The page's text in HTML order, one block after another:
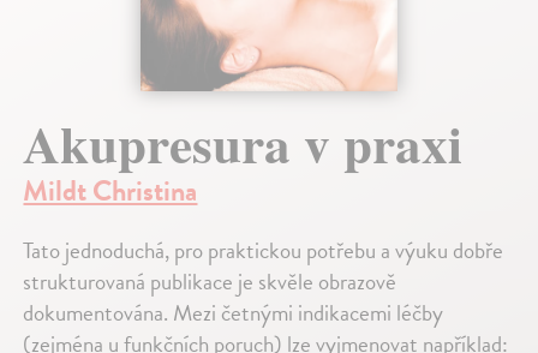
Akupresura v praxi
Mildt Christina
Tato jednoduchá, pro praktickou potřebu a výuku dobře
strukturovaná publikace je skvěle obrazově
dokumentována. Mezi četnými indikacemi léčby
(zejména u funkčních poruch) lze vyjmenovat například: